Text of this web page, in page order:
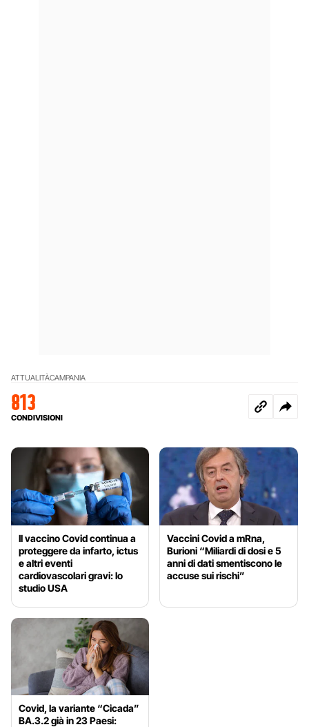
ATTUALITÀCAMPANIA
813
CONDIVISIONI
Il vaccino Covid continua a
proteggere da infarto, ictus
e altri eventi
cardiovascolari gravi: lo
studio USA
Vaccini Covid a mRna,
Burioni “Miliardi di dosi e 5
anni di dati smentiscono le
accuse sui rischi”
Covid, la variante “Cicada”
BA.3.2 già in 23 Paesi: